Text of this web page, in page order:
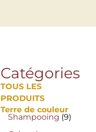
Catégories
TOUS LES
PRODUITS
Terre de couleur
Shampooing (9)